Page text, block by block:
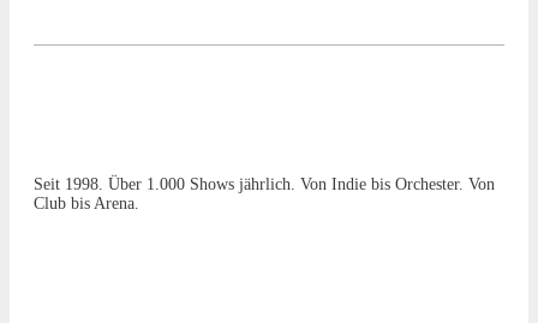
Seit 1998. Über 1.000 Shows jährlich. Von Indie bis Orchester. Von
Club bis Arena.